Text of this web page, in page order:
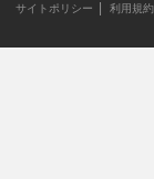
サイトポリシー 利用規約